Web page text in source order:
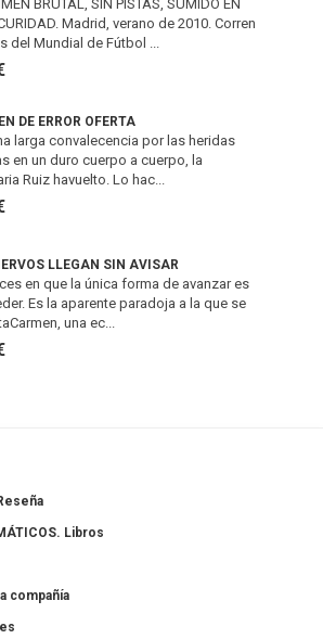
BRUTAL, SIN PISTAS, SUMIDO EN
Madrid, verano de 2010. Corren
del Mundial de Fútbol ...
DE ERROR OFERTA
larga convalecencia por las heridas
en un duro cuerpo a cuerpo, la
Ruiz havuelto. Lo hac...
LLEGAN SIN AVISAR
en que la única forma de avanzar es
Es la aparente paradoja a la que se
una ec...
Libros
compañía